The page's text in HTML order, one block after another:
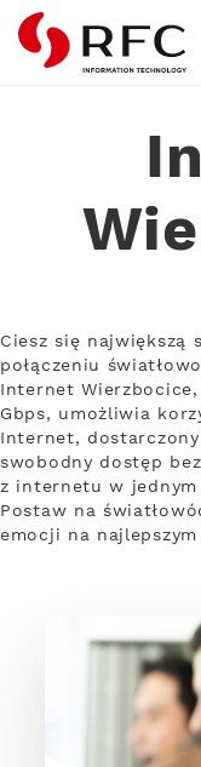
RFC
Ciesz się największą
połączeniu
Internet
Gbps, umożliwia
Internet,
swobodny dostęp
z internetu w jednym
Postaw na
emocji na